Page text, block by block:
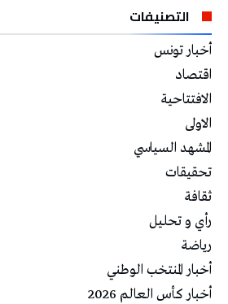
التصنيفات
أخبار تونس
اقتصاد
الافتتاحية
الاولى
المشهد السياسي
تحقيقات
ثقافة
رأي و تحليل
رياضة
أخبار المنتخب الوطني
أخبار كأس العالم 2026